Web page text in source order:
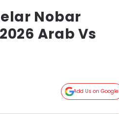
Nobar
Arab Vs
Add Us on Google